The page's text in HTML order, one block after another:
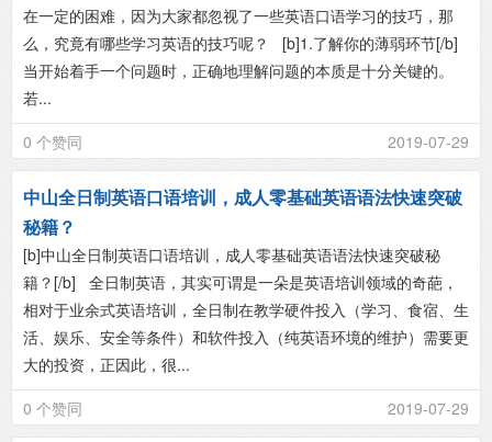
在一定的困难，因为大家都忽视了一些英语口语学习的技巧，那
么，究竟有哪些学习英语的技巧呢？ [b]1.了解你的薄弱环节[/b]
当开始着手一个问题时，正确地理解问题的本质是十分关键的。
若...
0 个赞同
2019-07-29
中山全日制英语口语培训，成人零基础英语语法快速突破
秘籍？
[b]中山全日制英语口语培训，成人零基础英语语法快速突破秘
籍？[/b] 全日制英语，其实可谓是一朵是英语培训领域的奇葩，
相对于业余式英语培训，全日制在教学硬件投入（学习、食宿、生
活、娱乐、安全等条件）和软件投入（纯英语环境的维护）需要更
大的投资，正因此，很...
0 个赞同
2019-07-29